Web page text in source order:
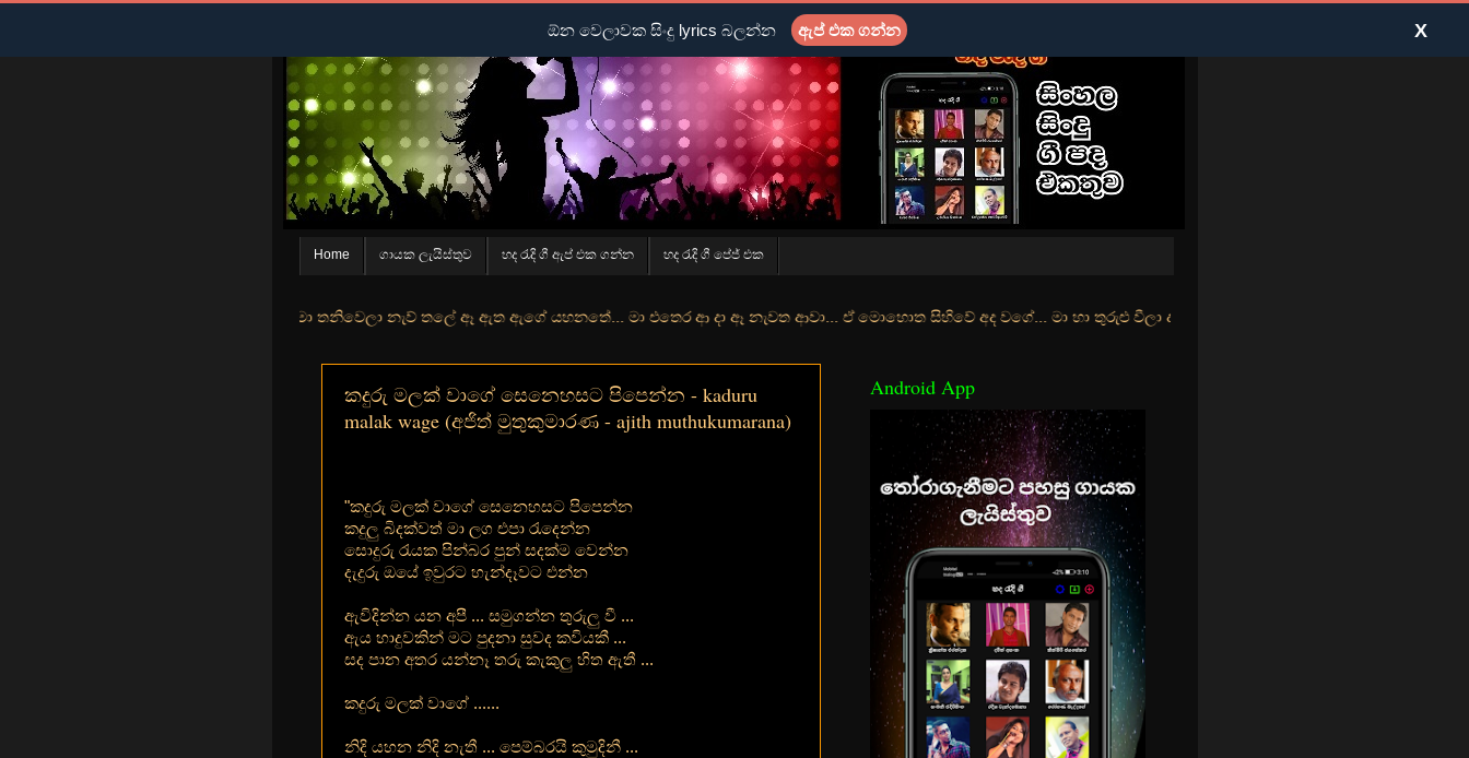
Home ගායක ලැයිස්තුව හද රැදි ගී ඇප් එක ගන්න හද රැදි ගී පේජ් එක
මුහුදු තීරේ ගල් මල් පිපුන යායේ මා තනිවෙලා නැව් තලේ ඈ ඇත ඇගේ යහනතේ... මා එතෙර ආ දා ඈ නැවත ආවා... ඒ මොහොත සිහිවේ අද වගේ... මා හා තුරුළු වීලා දෑසේ කදුළු බීලා රහසේ සුසුම් ලෑ හඩ ඇසේ... නිල්වන්
කදුරු මලක් වාගේ සෙනෙහසට පිපෙන්න - kaduru
malak wage (අජිත් මුතුකුමාරණ - ajith muthukumarana)
"කදුරු මලක් වාගේ සෙනෙහසට පිපෙන්න
කදුලු බිදක්වත් මා ලග එපා රැදෙන්න
සොදුරු රැයක පින්බර පුන් සදක්ම වෙන්න
දැදුරු ඔයේ ඉවුරට හැන්දෑවට එන්න
ඇවිදින්න යන අපී ... සමුගන්න තුරුලු වී ...
ඇය හාදුවකින් මට පුදනා සුවද කවියකී ...
සද පාන අතර යන්නෑ තරු කැකුලු හිත ඇතී ...
කදුරු මලක් වාගේ ......
නිදි යහන නිදි නැතී ... පෙම්බරයි කුමුදිනී ...
Android App
ඕන වෙලාවක සිංදු lyrics බලන්න ඇප් එක ගන්න X